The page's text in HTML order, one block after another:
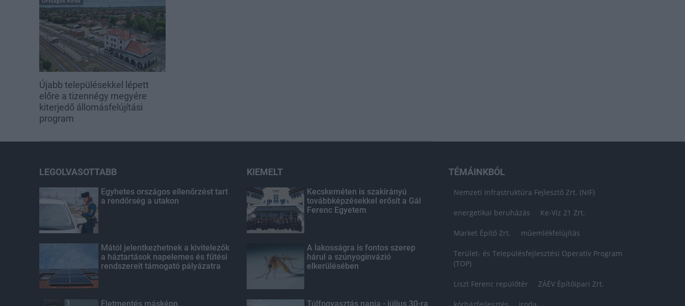
Újabb településekkel lépett
előre a tizennégy megyére
kiterjedő állomásfelújítási
program
LEGOLVASOTTABB
Egyhetes országos ellenőrzést tart
a rendőrség a utakon
Mától jelentkezhetnek a kivitelezők
a háztartások napelemes és fűtési
rendszereit támogató pályázatra
Életmentés másképp
KIEMELT
Kecskeméten is szakirányú
továbbképzésekkel erősít a Gál
Ferenc Egyetem
A lakosságra is fontos szerep
hárul a szúnyoginvázió
elkerülésében
Túlfogyasztás napja - július 30-ra
TÉMÁINKBÓL
Nemzeti Infrastruktúra Fejlesztő Zrt. (NIF)
energetikai beruházás Ke-Víz 21 Zrt.
Market Építő Zrt. műemlékfelújítás
Terület- és Településfejlesztési Operatív Program
(TOP)
Liszt Ferenc repülőtér ZÁÉV Építőipari Zrt.